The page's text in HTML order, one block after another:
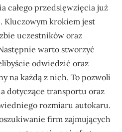
całego przedsięwzięcia już
Kluczowym krokiem jest
uczestników oraz
warto stworzyć
odwiedzić oraz
na każdą z nich. To pozwoli
dotyczące transportu oraz
rozmiaru autokaru.
firm zajmujących